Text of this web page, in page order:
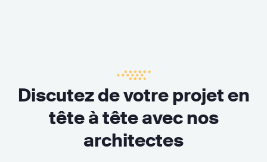
Discutez de votre projet en
tête à tête avec nos
architectes